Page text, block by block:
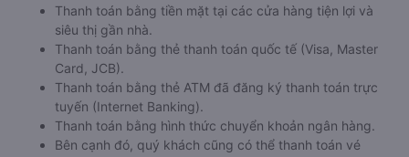
Thanh toán bằng tiền mặt tại các cửa hàng tiện lợi và
siêu thị gần nhà.
Thanh toán bằng thẻ thanh toán quốc tế (Visa, Master
Card, JCB).
Thanh toán bằng thẻ ATM đã đăng ký thanh toán trực
tuyến (Internet Banking).
Thanh toán bằng hình thức chuyển khoản ngân hàng.
Bên cạnh đó, quý khách cũng có thể thanh toán vé